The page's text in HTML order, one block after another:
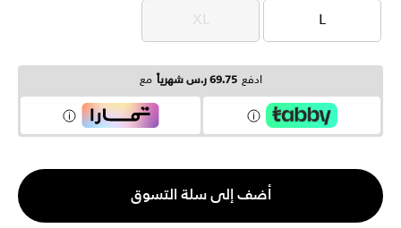
L
L
XL
XL
ادفع 69.75 ر.س شهرياً مع
الكمية
1
أضف إلى سلة التسوق